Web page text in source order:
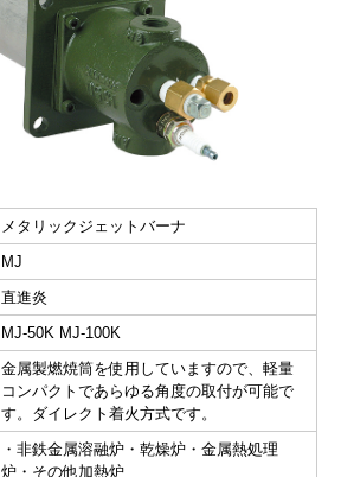
メタリックジェットバーナ
MJ
直進炎
MJ-50K MJ-100K
金属製燃焼筒を使用していますので、軽量
コンパクトであらゆる角度の取付が可能で
す。ダイレクト着火方式です。
・非鉄金属溶融炉・乾燥炉・金属熱処理
炉・その他加熱炉